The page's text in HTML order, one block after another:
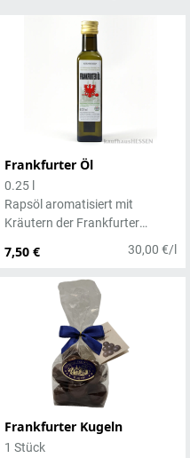
Frankfurter Öl
7,50 € 30,00 €/l
0.25 l
Rapsöl aromatisiert mit
Kräutern der Frankfurter
Frankfurter Kugeln
1 Stück